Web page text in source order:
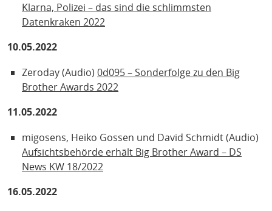
Klarna, Polizei – das sind die schlimmsten
Datenkraken 2022
10.05.2022
Zeroday (Audio) 0d095 – Sonderfolge zu den Big
Brother Awards 2022
11.05.2022
migosens, Heiko Gossen und David Schmidt (Audio)
Aufsichtsbehörde erhält Big Brother Award – DS
News KW 18/2022
16.05.2022